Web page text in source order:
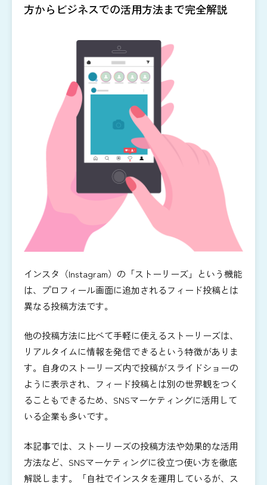
方からビジネスでの活用方法まで完全解説
インスタ（Instagram）の「ストーリーズ」という機能
は、プロフィール画面に追加されるフィード投稿とは
異なる投稿方法です。
他の投稿方法に比べて手軽に使えるストーリーズは、
リアルタイムに情報を発信できるという特徴がありま
す。自身のストーリーズ内で投稿がスライドショーの
ように表示され、フィード投稿とは別の世界観をつく
ることもできるため、SNSマーケティングに活用して
いる企業も多いです。
本記事では、ストーリーズの投稿方法や効果的な活用
方法など、SNSマーケティングに役立つ使い方を徹底
解説します。「自社でインスタを運用しているが、ス